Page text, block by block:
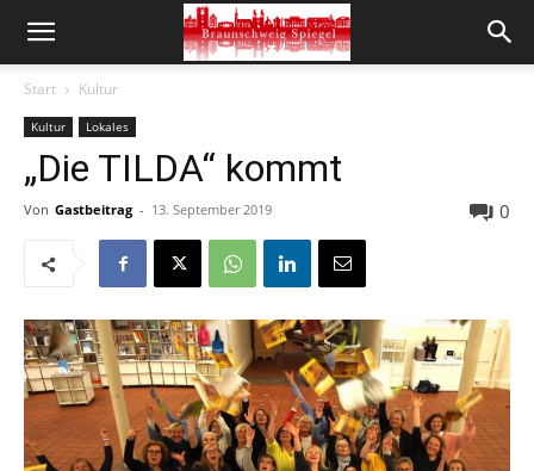
Start Kultur
Kultur Lokales
„Die TILDA“ kommt
Von Gastbeitrag - 13. September 2019 0